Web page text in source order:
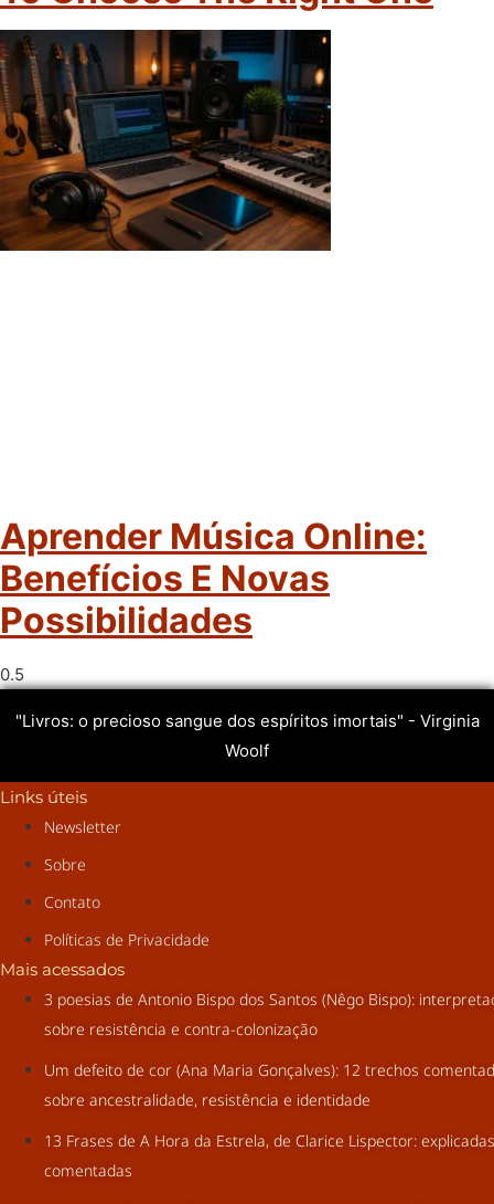
Aprender Música Online:
Benefícios E Novas
Possibilidades
"Livros: o precioso sangue dos espíritos imortais" - Virginia
Woolf
Links úteis
Newsletter
Sobre
Contato
Políticas de Privacidade
Mais acessados
3 poesias de Antonio Bispo dos Santos (Nêgo Bispo):
sobre resistência e contra-colonização
Um defeito de cor (Ana Maria Gonçalves): 12 trechos
sobre ancestralidade, resistência e identidade
13 Frases de A Hora da Estrela, de Clarice Lispector:
comentadas